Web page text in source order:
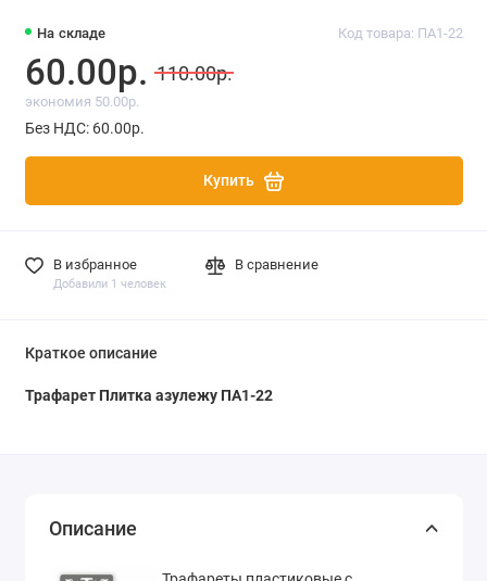
На складе Код товара: ПА1-22
60.00р. 110.00р.
экономия 50.00р.
Без НДС: 60.00р.
Купить
В избранное
Добавили 1 человек
В сравнение
Краткое описание
Трафарет Плитка азулежу ПА1-22
Описание